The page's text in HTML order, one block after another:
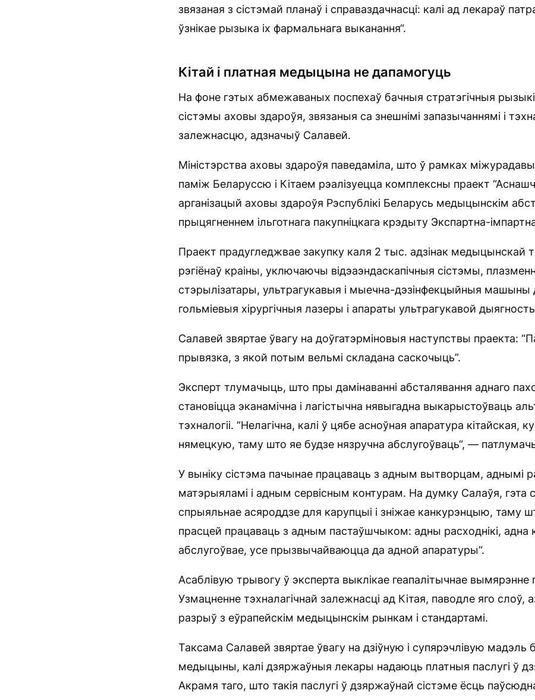
звязаная з сістэмай планаў і справаздачнасці: калі ад лекараў
ўзнікае рызыка іх фармальнага выканання“.
Кітай і платная медыцына не дапамогуць
На фоне гэтых абмежаваных поспехаў бачныя стратэгічныя рызыкі
сістэмы аховы здароўя, звязаныя са знешнімі запазычаннямі і
залежнасцю, адзначыў Салавей.
Міністэрства аховы здароўя паведаміла, што ў рамках
паміж Беларуссю і Кітаем рэалізуецца комплексны праект
арганізацый аховы здароўя Рэспублікі Беларусь медыцынскім
прыцягненнем ільготнага пакупніцкага крэдыту Экспартна-
Праект прадугледжвае закупку каля 2 тыс. адзінак медыцынскай
рэгіёнаў краіны, уключаючы відэаэндаскапічныя сістэмы,
стэрылізатары, ультрагукавыя і мыечна-дэзінфекцыйныя машыны
гольміевыя хірургічныя лазеры і апараты ультрагукавой
Салавей звяртае ўвагу на доўгатэрміновыя наступствы праекта:
прывязка, з якой потым вельмі складана саскочыць”.
Эксперт тлумачыць, што пры дамінаванні абсталявання аднаго
становіцца эканамічна і лагістычна нявыгадна выкарыстоўваць
тэхналогіі. “Нелагічна, калі ў цябе асноўная апаратура кітайская,
нямецкую, таму што яе будзе нязручна абслугоўваць“, —
У выніку сістэма пачынае працаваць з адным вытворцам, аднымі
матэрыяламі і адным сервісным контурам. На думку Салаўя, гэта
спрыяльнае асяроддзе для карупцыі і зніжае канкурэнцыю, таму
прасцей працаваць з адным пастаўшчыком: адны расходнікі, адна
абслугоўвае, усе прызвычайваюцца да адной апаратуры“.
Асаблівую трывогу ў эксперта выклікае геапалітычнае вымярэнне
Узмацненне тэхналагічнай залежнасці ад Кітая, паводле яго слоў,
разрыў з еўрапейскім медыцынскім рынкам і стандартамі.
Таксама Салавей звяртае ўвагу на дзіўную і супярэчлівую мадэль
медыцыны, калі дзяржаўныя лекары надаюць платныя паслугі ў
Акрамя таго, што такія паслугі ў дзяржаўнай сістэме ёсць